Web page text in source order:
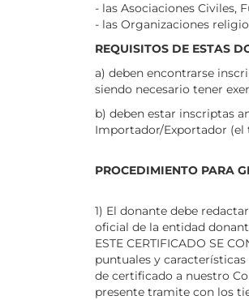
- las Asociaciones Civiles,
- las Organizaciones
REQUISITOS DE ESTAS
a) deben encontrarse
siendo necesario tener
b) deben estar inscriptas
Importador/Exportador (el
PROCEDIMIENTO PARA
1) El donante debe
oficial de la entidad
ESTE CERTIFICADO SE
puntuales y
de certificado a nuestro
presente tramite con los